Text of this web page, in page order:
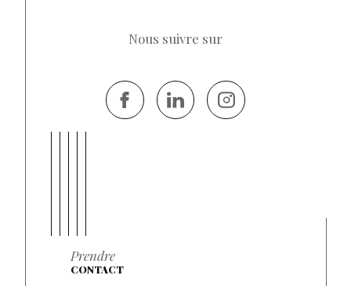
Nous suivre sur
Prendre
CONTACT